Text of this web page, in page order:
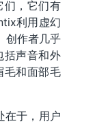
们，它们有
利用虚幻
创作者几乎
括声音和外
毛和面部毛
在于，用户